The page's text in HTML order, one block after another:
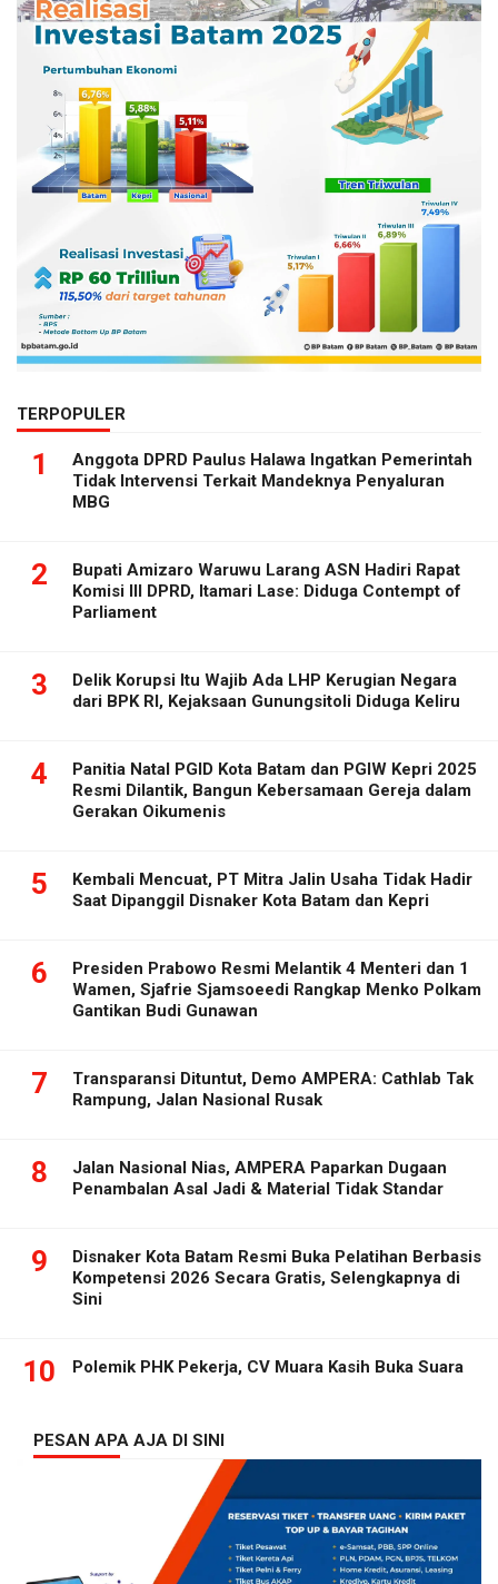
TERPOPULER
1
Anggota DPRD Paulus Halawa Ingatkan Pemerintah
Tidak Intervensi Terkait Mandeknya Penyaluran
MBG
2
Bupati Amizaro Waruwu Larang ASN Hadiri Rapat
Komisi III DPRD, Itamari Lase: Diduga Contempt of
Parliament
3
Delik Korupsi Itu Wajib Ada LHP Kerugian Negara
dari BPK RI, Kejaksaan Gunungsitoli Diduga Keliru
4
Panitia Natal PGID Kota Batam dan PGIW Kepri 2025
Resmi Dilantik, Bangun Kebersamaan Gereja dalam
Gerakan Oikumenis
5
Kembali Mencuat, PT Mitra Jalin Usaha Tidak Hadir
Saat Dipanggil Disnaker Kota Batam dan Kepri
6
Presiden Prabowo Resmi Melantik 4 Menteri dan 1
Wamen, Sjafrie Sjamsoeedi Rangkap Menko Polkam
Gantikan Budi Gunawan
7
Transparansi Dituntut, Demo AMPERA: Cathlab Tak
Rampung, Jalan Nasional Rusak
8
Jalan Nasional Nias, AMPERA Paparkan Dugaan
Penambalan Asal Jadi & Material Tidak Standar
9
Disnaker Kota Batam Resmi Buka Pelatihan Berbasis
Kompetensi 2026 Secara Gratis, Selengkapnya di
Sini
10 Polemik PHK Pekerja, CV Muara Kasih Buka Suara
PESAN APA AJA DI SINI